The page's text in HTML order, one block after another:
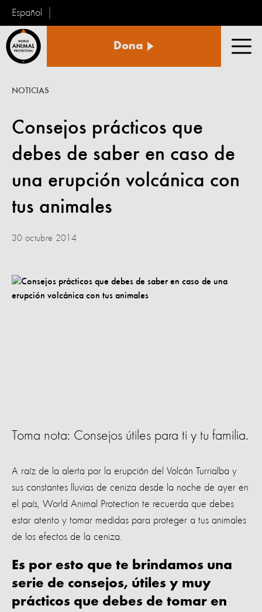
Español
Animal
Dona
Consejos prácticos que
debes de saber en caso de
una erupción volcánica con
tus animales
NOTICIAS
30 octubre 2014
Toma nota: Consejos útiles para ti y tu familia.
A raíz de la alerta por la erupción del Volcán Turrialba y
sus constantes lluvias de ceniza desde la noche de ayer en
el país, World Animal Protection te recuerda que debes
estar atento y tomar medidas para proteger a tus animales
de los efectos de la ceniza.
Es por esto que te brindamos una
serie de consejos, útiles y muy
prácticos que debes de tomar en